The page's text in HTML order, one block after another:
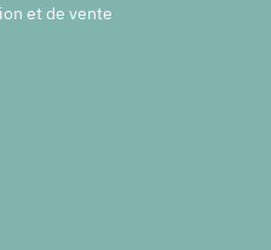
et de vente